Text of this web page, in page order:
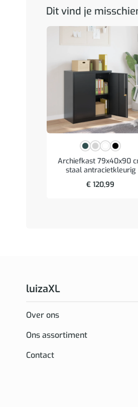
Dit vind je
Archiefkast 79x40x90
staal antracietkleurig
€ 120,99
luizaXL
Over ons
Ons assortiment
Contact